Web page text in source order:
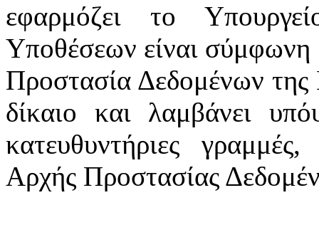
εφαρμόζει το
Υποθέσεων είναι σύμφωνη
Προστασία Δεδομένων
δίκαιο και λαμβάνει
κατευθυντήριες
Αρχής Προστασίας